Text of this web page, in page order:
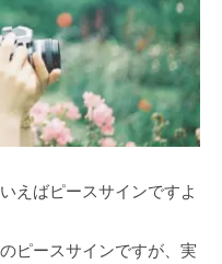
えばピースサインですよ
ピースサインですが、実